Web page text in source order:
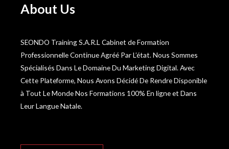
About Us
SEONDO Training S.A.R.L Cabinet de Formation
Professionnelle Continue Agréé Par L’état. Nous Sommes
Spécialisés Dans Le Domaine Du Marketing Digital. Avec
Cette Plateforme, Nous Avons Décidé De Rendre Disponible
à Tout Le Monde Nos Formations 100% En ligne et Dans
Leur Langue Natale.